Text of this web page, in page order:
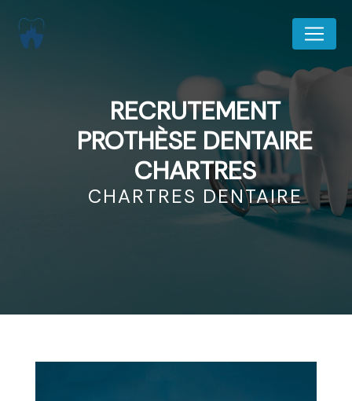
RECRUTEMENT
PROTHÈSE DENTAIRE
CHARTRES
CHARTRES DENTAIRE